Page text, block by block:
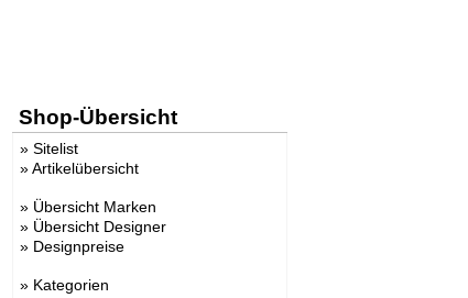
Shop-Übersicht
» Sitelist
»Artikelübersicht
» Übersicht Marken
» Übersicht Designer
» Designpreise
» Kategorien